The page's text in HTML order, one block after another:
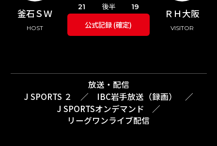
釜石ＳＷ
HOST
ＲＨ大阪
VISITOR
21
後半 19
公式記録 (確定)
放送・配信
J SPORTS ２
／ IBC岩手放送（録画）
／
J SPORTSオンデマンド
／
リーグワンライブ配信